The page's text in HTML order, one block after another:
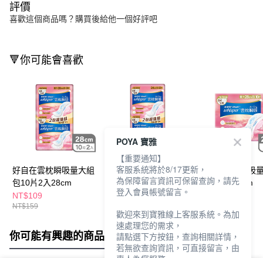
評價
喜歡這個商品嗎？購買後給他一個好評吧
🔻你可能會喜歡
好自在雲枕瞬吸量大組
包10片2入28cm
NT$109
NT$159
好自在雲枕瞬吸衛生棉
組包10片2入24cm
NT$109
好自在雲枕瞬吸
生棉10片28cm
你可能有興趣的商品 全站排行
POYA 寶雅
【重要通知】
客服系統將於8/17更新，
為保障留言資訊可保留查詢，請先
登入會員帳號留言。
歡迎來到寶雅線上客服系統。為加
速處理您的需求，
請點選下方按鈕，查詢相關詳情，
若無欲查詢資訊，可直接留言，由